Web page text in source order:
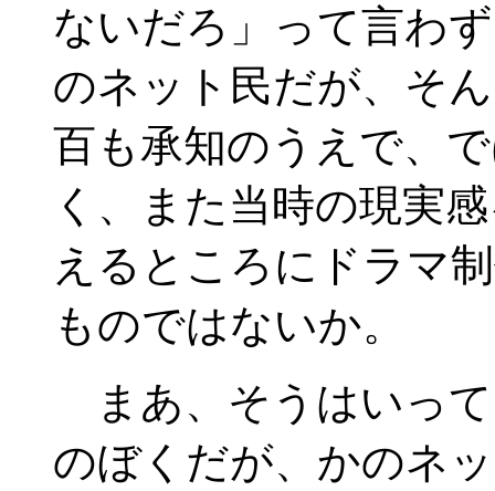
ないだろ」って言わ
のネット民だが、そ
百も承知のうえで、
く、また当時の現実
えるところにドラマ
ものではないか。
まあ、そうはいっ
のぼくだが、かのネ